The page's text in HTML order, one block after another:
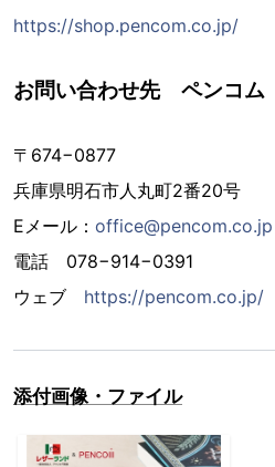
https://shop.pencom.co.jp/
お問い合わせ先 ペンコム
〒674−0877
兵庫県明石市人丸町2番20号
Eメール： office@pencom.co.jp
電話 078−914−0391
ウェブ https://pencom.co.jp/
添付画像・ファイル